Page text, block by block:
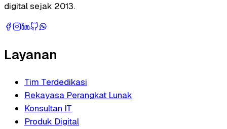
digital sejak 2013.
Layanan
Tim Terdedikasi
Rekayasa Perangkat Lunak
Konsultan IT
Produk Digital